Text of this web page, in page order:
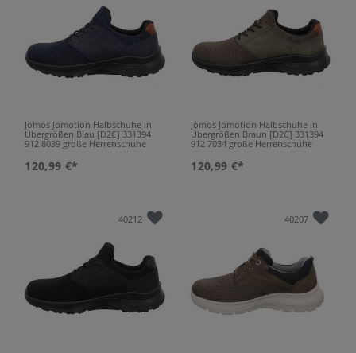
Jomos Jomotion Halbschuhe in
Übergrößen Blau [D2C] 331394
912 8039 große Herrenschuhe
120,99 €*
Jomos Jomotion Halbschuhe in
Übergrößen Braun [D2C] 331394
912 7034 große Herrenschuhe
120,99 €*
40212 40207